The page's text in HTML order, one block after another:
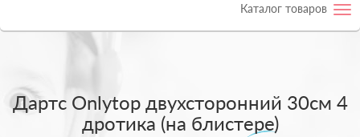
Каталог товаров
Дартс Onlytop двухсторонний 30см 4
дротика (на блистере)